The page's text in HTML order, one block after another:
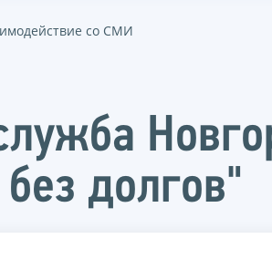
со СМИ
долгов"